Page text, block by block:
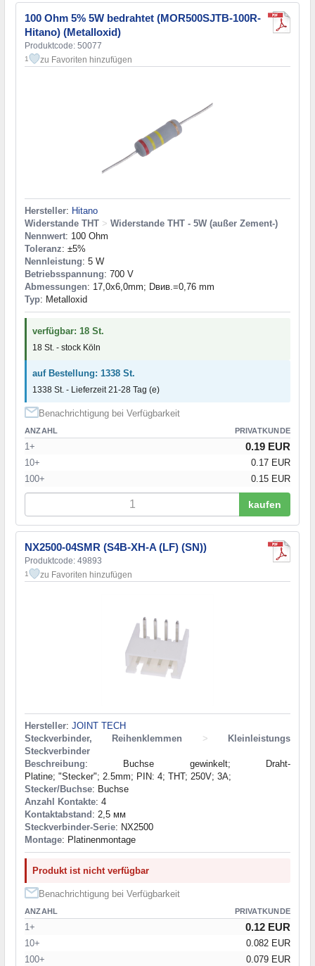
100 Ohm 5% 5W bedrahtet (MOR500SJTB-100R-
Hitano) (Metalloxid)
Produktcode: 50077
1 zu Favoriten hinzufügen
Hersteller: Hitano
Widerstande THT > Widerstande THT - 5W (außer Zement-)
Nennwert: 100 Ohm
Toleranz: ±5%
Nennleistung: 5 W
Betriebsspannung: 700 V
Abmessungen: 17,0x6,0mm; Dвив.=0,76 mm
Typ: Metalloxid
verfügbar: 18 St.
18 St. - stock Köln
auf Bestellung: 1338 St.
1338 St. - Lieferzeit 21-28 Tag (e)
Benachrichtigung bei Verfügbarkeit
ANZAHL PRIVATKUNDE
1+ 0.19 EUR
10+
0.17 EUR
100+
0.15 EUR
kaufen
NX2500-04SMR (S4B-XH-A (LF) (SN))
Produktcode: 49893
1 zu Favoriten hinzufügen
Hersteller: JOINT TECH
Steckverbinder, Reihenklemmen
>
Kleinleistungs
Steckverbinder
Beschreibung: Buchse gewinkelt; Draht-
Platine; "Stecker"; 2.5mm; PIN: 4; THT; 250V; 3A;
Stecker/Buchse: Buchse
Anzahl Kontakte: 4
Kontaktabstand: 2,5 мм
Steckverbinder-Serie: NX2500
Montage: Platinenmontage
Produkt ist nicht verfügbar
Benachrichtigung bei Verfügbarkeit
ANZAHL PRIVATKUNDE
1+ 0.12 EUR
10+
0.082 EUR
100+
0.079 EUR